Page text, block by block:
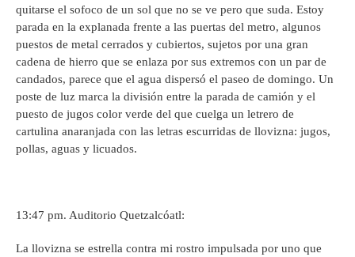
quitarse el sofoco de un sol que no se ve pero que suda. Estoy
parada en la explanada frente a las puertas del metro, algunos
puestos de metal cerrados y cubiertos, sujetos por una gran
cadena de hierro que se enlaza por sus extremos con un par de
candados, parece que el agua dispersó el paseo de domingo. Un
poste de luz marca la división entre la parada de camión y el
puesto de jugos color verde del que cuelga un letrero de
cartulina anaranjada con las letras escurridas de llovizna: jugos,
pollas, aguas y licuados.
13:47 pm. Auditorio Quetzalcóatl:
La llovizna se estrella contra mi rostro impulsada por uno que